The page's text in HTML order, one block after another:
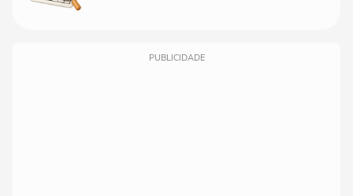
PUBLICIDADE